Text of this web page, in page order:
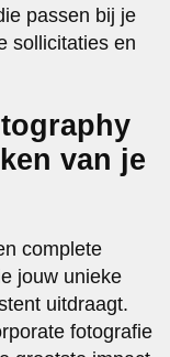
passen bij je
sollicitaties en
van je
complete
jouw unieke
uitdraagt.
fotografie